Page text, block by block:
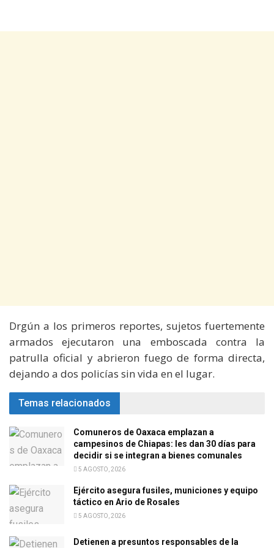
Drgún a los primeros reportes, sujetos fuertemente
armados ejecutaron una emboscada contra la
patrulla oficial y abrieron fuego de forma directa,
dejando a dos policías sin vida en el lugar.
Temas relacionados
Comuneros de Oaxaca emplazan a
campesinos de Chiapas: les dan 30 días para
decidir si se integran a bienes comunales
5 AGOSTO, 2026
Ejército asegura fusiles, municiones y equipo
táctico en Ario de Rosales
5 AGOSTO, 2026
Detienen a presuntos responsables de la